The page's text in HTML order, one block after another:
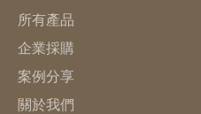
所有產品
企業採購
案例分享
關於我們